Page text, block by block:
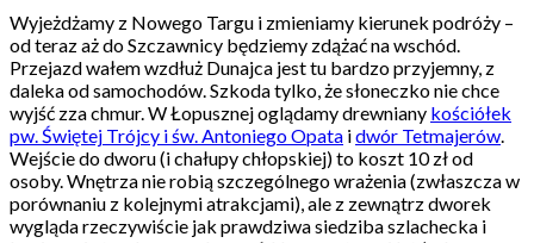
Wyjeżdżamy z Nowego Targu i zmieniamy kierunek podróży –
od teraz aż do Szczawnicy będziemy zdążać na wschód.
Przejazd wałem wzdłuż Dunajca jest tu bardzo przyjemny, z
daleka od samochodów. Szkoda tylko, że słoneczko nie chce
wyjść zza chmur. W Łopusznej oglądamy drewniany kościółek
pw. Świętej Trójcy i św. Antoniego Opata idwór Tetmajerów.
Wejście do dworu (i chałupy chłopskiej) to koszt 10 zł od
osoby. Wnętrza nie robią szczególnego wrażenia (zwłaszcza w
porównaniu z kolejnymi atrakcjami), ale z zewnątrz dworek
wygląda rzeczywiście jak prawdziwa siedziba szlachecka i